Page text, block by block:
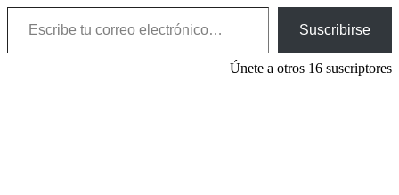
Escribe tu correo electrónico…
Suscribirse
Únete a otros 16 suscriptores